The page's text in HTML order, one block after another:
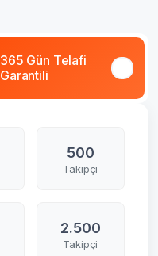
365 Gün Telafi
Garantili
500
Takipçi
2.500
Takipçi